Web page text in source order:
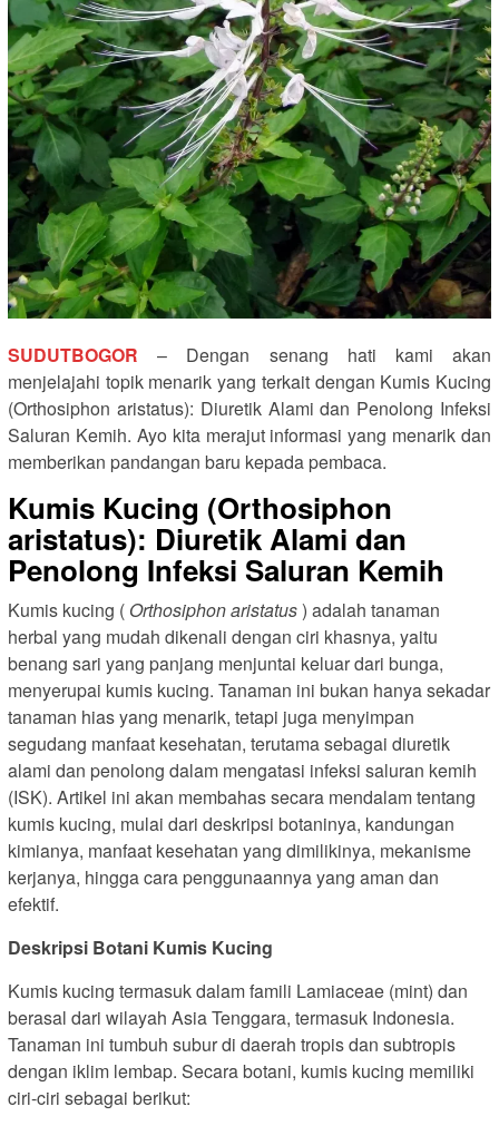
SUDUTBOGOR – Dengan senang hati kami akan
menjelajahi topik menarik yang terkait dengan Kumis Kucing
(Orthosiphon aristatus): Diuretik Alami dan Penolong Infeksi
Saluran Kemih. Ayo kita merajut informasi yang menarik dan
memberikan pandangan baru kepada pembaca.
Kumis Kucing (Orthosiphon
aristatus): Diuretik Alami dan
Penolong Infeksi Saluran Kemih
Kumis kucing ( Orthosiphon aristatus) adalah tanaman
herbal yang mudah dikenali dengan ciri khasnya, yaitu
benang sari yang panjang menjuntai keluar dari bunga,
menyerupai kumis kucing. Tanaman ini bukan hanya sekadar
tanaman hias yang menarik, tetapi juga menyimpan
segudang manfaat kesehatan, terutama sebagai diuretik
alami dan penolong dalam mengatasi infeksi saluran kemih
(ISK). Artikel ini akan membahas secara mendalam tentang
kumis kucing, mulai dari deskripsi botaninya, kandungan
kimianya, manfaat kesehatan yang dimilikinya, mekanisme
kerjanya, hingga cara penggunaannya yang aman dan
efektif.
Deskripsi Botani Kumis Kucing
Kumis kucing termasuk dalam famili Lamiaceae (mint) dan
berasal dari wilayah Asia Tenggara, termasuk Indonesia.
Tanaman ini tumbuh subur di daerah tropis dan subtropis
dengan iklim lembap. Secara botani, kumis kucing memiliki
ciri-ciri sebagai berikut: